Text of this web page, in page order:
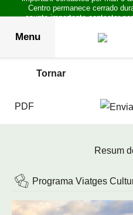
Centro permanece cerrado
asunto importante contactar
Menu
Tornar
PDF
Resum
Programa Viatges